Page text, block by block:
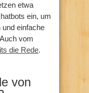
etwa
ein, um
und einfache
vom
die Rede.
von